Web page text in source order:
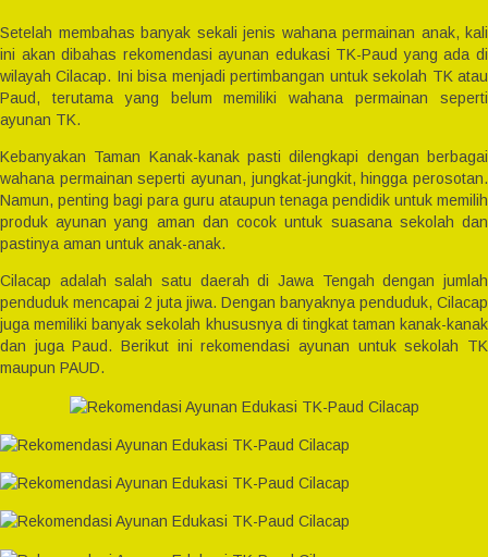
Setelah membahas banyak sekali jenis wahana permainan anak, kali
ini akan dibahas rekomendasi ayunan edukasi TK-Paud yang ada di
wilayah Cilacap. Ini bisa menjadi pertimbangan untuk sekolah TK atau
Paud, terutama yang belum memiliki wahana permainan seperti
ayunan TK.
Kebanyakan Taman Kanak-kanak pasti dilengkapi dengan berbagai
wahana permainan seperti ayunan, jungkat-jungkit, hingga perosotan.
Namun, penting bagi para guru ataupun tenaga pendidik untuk memilih
produk ayunan yang aman dan cocok untuk suasana sekolah dan
pastinya aman untuk anak-anak.
Cilacap adalah salah satu daerah di Jawa Tengah dengan jumlah
penduduk mencapai 2 juta jiwa. Dengan banyaknya penduduk, Cilacap
juga memiliki banyak sekolah khususnya di tingkat taman kanak-kanak
dan juga Paud. Berikut ini rekomendasi ayunan untuk sekolah TK
maupun PAUD.